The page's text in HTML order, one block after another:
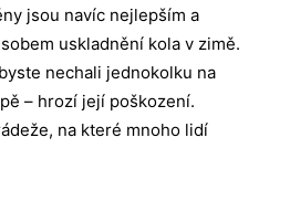
jsou navíc nejlepším a
uskladnění kola v zimě.
nechali jednokolku na
– hrozí její poškození.
na které mnoho lidí